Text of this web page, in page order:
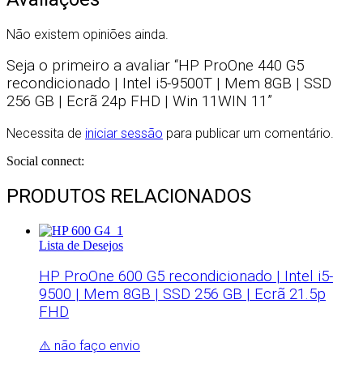
Não existem opiniões ainda.
Seja o primeiro a avaliar “HP ProOne 440 G5
recondicionado | Intel i5-9500T | Mem 8GB | SSD
256 GB | Ecrã 24p FHD | Win 11WIN 11”
Necessita de iniciar sessão para publicar um comentário.
Social connect:
PRODUTOS RELACIONADOS
Lista de Desejos
HP ProOne 600 G5 recondicionado | Intel i5-
9500 | Mem 8GB | SSD 256 GB | Ecrã 21.5p
FHD
⚠️ não faço envio